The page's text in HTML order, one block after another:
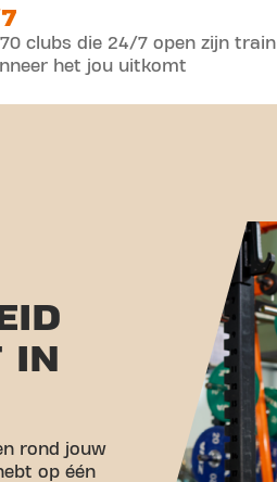
clubs die 24/7 open zijn train
het jou uitkomt
IN
rond jouw
op één